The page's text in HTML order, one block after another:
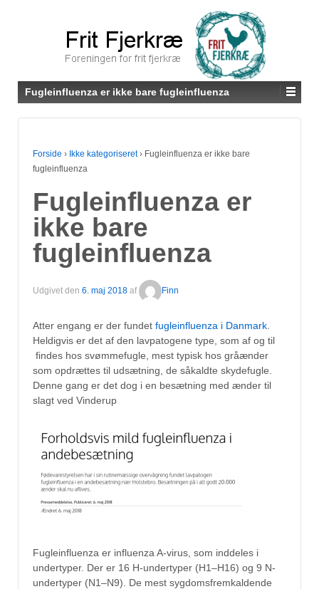
Fugleinfluenza er ikke bare fugleinfluenza
Forside › Ikke kategoriseret › Fugleinfluenza er ikke bare
fugleinfluenza
Fugleinfluenza er
ikke bare
fugleinfluenza
Udgivet den 6. maj 2018 af Finn
Atter engang er der fundet fugleinfluenza i Danmark
Heldigvis er det af den lavpatogene type, som af og til
findes hos svømmefugle, mest typisk hos gråænder
som opdrættes til udsætning, de såkaldte skydefugle.
Denne gang er det dog i en besætning med ænder til
slagt ved Vinderup
Fugleinfluenza er influenza A-virus, som inddeles i
undertyper.​ Der er 16 H-undertyper (H1–H16) og 9 N-
undertyper (N1–N9). De mest sygdomsfremkaldende